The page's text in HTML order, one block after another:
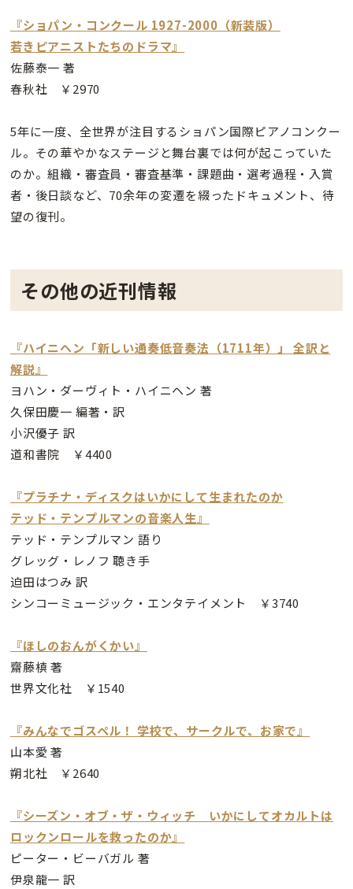
『ショパン・コンクール 1927-2000（新装版）
若きピアニストたちのドラマ』
佐藤泰一 著
春秋社 ￥2970
5年に一度、全世界が注目するショパン国際ピアノコンクー
ル。その華やかなステージと舞台裏では何が起こっていた
のか。組織・審査員・審査基準・課題曲・選考過程・入賞
者・後日談など、70余年の変遷を綴ったドキュメント、待
望の復刊。
その他の近刊情報
『ハイニヘン「新しい通奏低音奏法（1711年）」 全訳と
解説』
ヨハン・ダーヴィト・ハイニヘン 著
久保田慶一 編著・訳
小沢優子 訳
道和書院 ￥4400
『プラチナ・ディスクはいかにして生まれたのか
テッド・テンプルマンの音楽人生』
テッド・テンプルマン 語り
グレッグ・レノフ 聴き手
迫田はつみ 訳
シンコーミュージック・エンタテイメント ￥3740
『ほしのおんがくかい』
齋藤槙 著
世界文化社 ￥1540
『みんなでゴスペル！ 学校で、サークルで、お家で』
山本愛 著
朔北社 ￥2640
『シーズン・オブ・ザ・ウィッチ いかにしてオカルトは
ロックンロールを救ったのか』
ピーター・ビーバガル 著
伊泉龍一 訳